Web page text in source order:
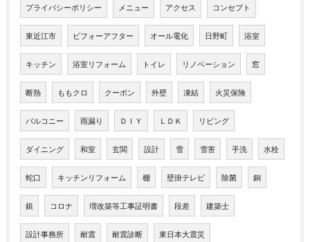
プライバシーポリシー メニュー アクセス コンセプト
東近江市 ビフォーアフター オール電化 日野町 浴室
キッチン 浴室リフォーム トイレ リノベーション 窓
断熱 ももクロ クーポン 外壁 凍結 火災保険
バルコニー 雨漏り ＤＩＹ ＬＤＫ リビング
ダイニング 和室 玄関 設計 雪 雪害 手洗 水栓
蛇口 キッチンリフォーム 棚 壁掛テレビ 除菌 銅
銀 コロナ 増改築等工事証明書 段差 建築士
設計事務所 耐震 耐震診断 東日本大震災